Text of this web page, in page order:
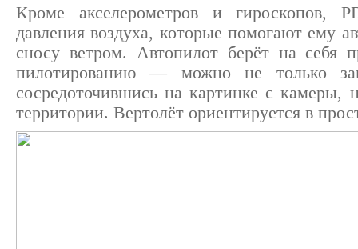
Кроме акселерометров и гироскопов,
давления воздуха, которые помогают ему
сносу ветром. Автопилот берёт на себя
пилотированию — можно не только
сосредоточившись на картинке с камеры,
территории. Вертолёт ориентируется в